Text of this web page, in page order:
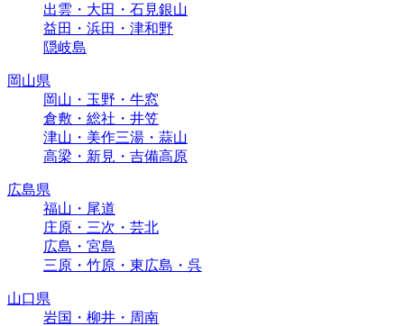
出雲・大田・石見銀山
益田・浜田・津和野
隠岐島
岡山県
岡山・玉野・牛窓
倉敷・総社・井笠
津山・美作三湯・蒜山
高梁・新見・吉備高原
広島県
福山・尾道
庄原・三次・芸北
広島・宮島
三原・竹原・東広島・呉
山口県
岩国・柳井・周南